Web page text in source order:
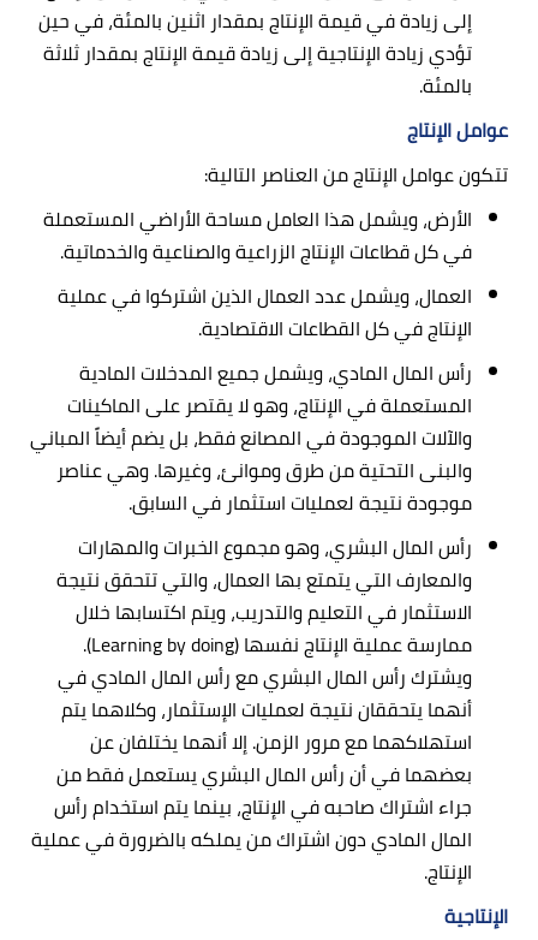
إلى زيادة في قيمة الإنتاج بمقدار اثنين بالمئة، في حين
تؤدي زيادة الإنتاجية إلى زيادة قيمة الإنتاج بمقدار ثلاثة
بالمئة.
عوامل الإنتاج
تتكون عوامل الإنتاج من العناصر التالية:
الأرض، ويشمل هذا العامل مساحة الأراضي المستعملة
في كل قطاعات الإنتاج الزراعية والصناعية والخدماتية.
العمال، ويشمل عدد العمال الذين اشتركوا في عملية
الإنتاج في كل القطاعات الاقتصادية.
رأس المال المادي، ويشمل جميع المدخلات المادية
المستعملة في الإنتاج، وهو لا يقتصر على الماكينات
والآلات الموجودة في المصانع فقط، بل يضم أيضاً المباني
والبنى التحتية من طرق وموانئ، وغيرها. وهي عناصر
موجودة نتيجة لعمليات استثمار في السابق.
رأس المال البشري، وهو مجموع الخبرات والمهارات
والمعارف التي يتمتع بها العمال، والتي تتحقق نتيجة
الاستثمار في التعليم والتدريب، ويتم اكتسابها خلال
ممارسة عملية الإنتاج نفسها (Learning by doing).
ويشترك رأس المال البشري مع رأس المال المادي في
أنهما يتحققان نتيجة لعمليات الإستثمار، وكلاهما يتم
استهلاكهما مع مرور الزمن. إلا أنهما يختلفان عن
بعضهما في أن رأس المال البشري يستعمل فقط من
جراء اشتراك صاحبه في الإنتاج، بينما يتم استخدام رأس
المال المادي دون اشتراك من يملكه بالضرورة في عملية
الإنتاج.
الإنتاجية